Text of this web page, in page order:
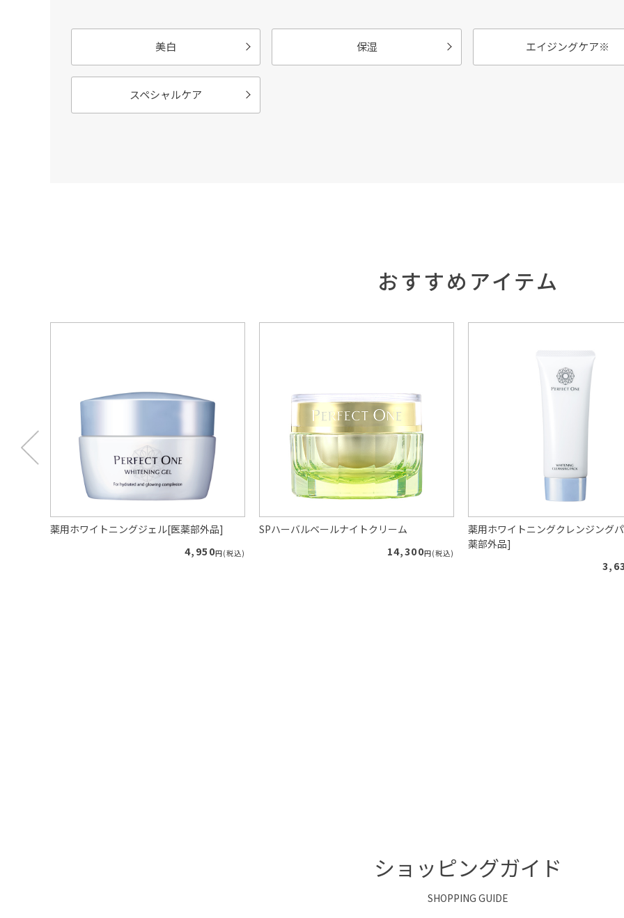
美白 保湿 エイジングケア※
スペシャルケア
おすすめアイテム
薬用ホワイトニングジェル[医薬部外品]
4,950円(税込)
SPハーバルベールナイトクリーム
14,300円(税込)
薬用ホワイトニングクレンジング
薬部外品]
ショッピングガイド
SHOPPING GUIDE